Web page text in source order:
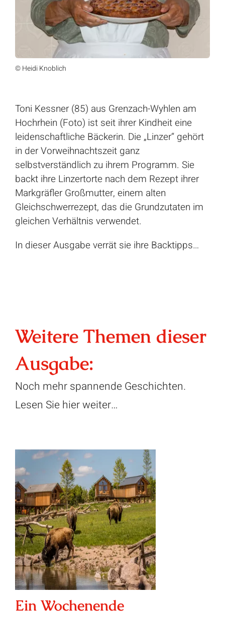
© Heidi Knoblich
Toni Kessner (85) aus Grenzach-Wyhlen am
Hochrhein (Foto) ist seit ihrer Kindheit eine
leidenschaftliche Bäckerin. Die „Linzer“ gehört
in der Vorweihnachtszeit ganz
selbstverständlich zu ihrem Programm. Sie
backt ihre Linzertorte nach dem Rezept ihrer
Markgräfler Großmutter, einem alten
Gleichschwerrezept, das die Grundzutaten im
gleichen Verhältnis verwendet.
In dieser Ausgabe verrät sie ihre Backtipps…
Weitere Themen dieser
Ausgabe:
Noch mehr spannende Geschichten.
Lesen Sie hier weiter…
Ein Wochenende